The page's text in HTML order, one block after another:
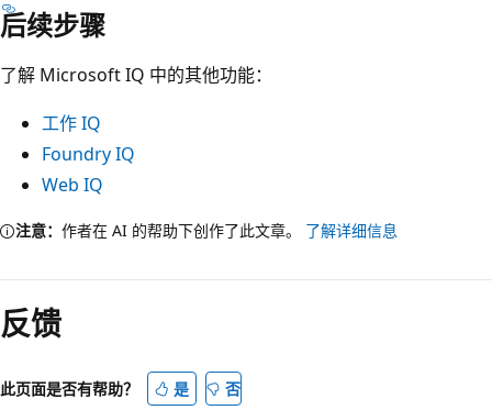
后续步骤
了解 Microsoft IQ 中的其他功能：
工作 IQ
Foundry IQ
Web IQ
注意： 作者在 AI 的帮助下创作了此文章。 了解详细信息
反馈
此页面是否有帮助？ 是 否